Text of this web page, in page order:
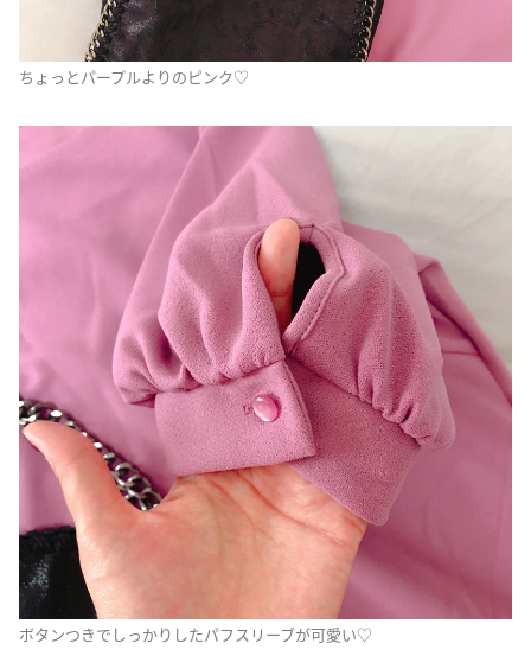
ちょっとパープルよりのピンク♡
ボタンつきでしっかりしたパフスリーブが可愛い♡